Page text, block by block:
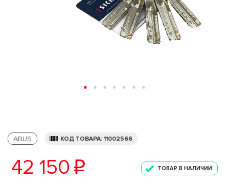
ABUS КОД ТОВАРА: 11002566
42 150 p ТОВАР В НАЛИЧИИ